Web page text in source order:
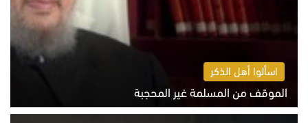
اسألوا أهل الذكر
الموقف من المسلمة غير المحجبة
الخميس 6 أغسطس 2026 10:45 ص